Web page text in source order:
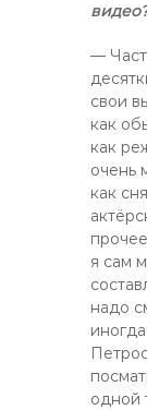
—
свои
как
как
очень
как
я сам
надо
одной